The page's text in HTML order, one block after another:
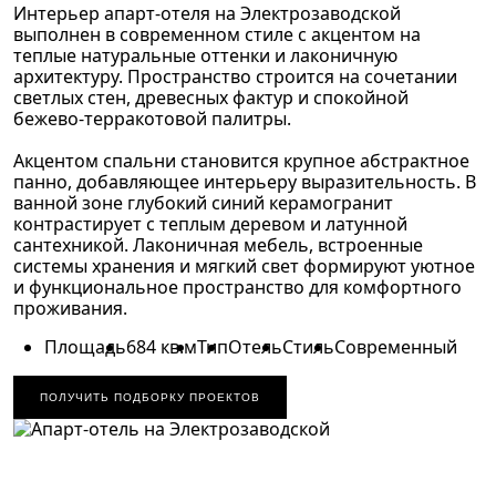
Интерьер апарт-отеля на Электрозаводской
выполнен в современном стиле с акцентом на
теплые натуральные оттенки и лаконичную
архитектуру. Пространство строится на сочетании
светлых стен, древесных фактур и спокойной
бежево-терракотовой палитры.
Акцентом спальни становится крупное абстрактное
панно, добавляющее интерьеру выразительность. В
ванной зоне глубокий синий керамогранит
контрастирует с теплым деревом и латунной
сантехникой. Лаконичная мебель, встроенные
системы хранения и мягкий свет формируют уютное
и функциональное пространство для комфортного
проживания.
Площадь684 кв.мТипОтельСтильСовременный
ПОЛУЧИТЬ ПОДБОРКУ ПРОЕКТОВ